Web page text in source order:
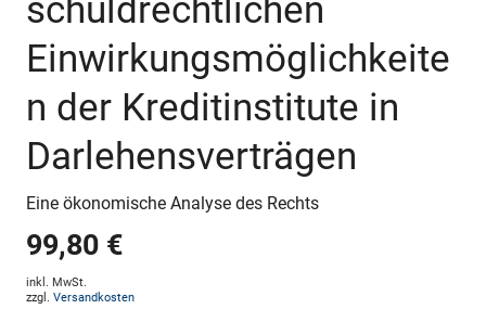
schuldrechtlichen
Einwirkungsmöglichkeite
n der Kreditinstitute in
Darlehensverträgen
Eine ökonomische Analyse des Rechts
99,80 €
inkl. MwSt.
zzgl. Versandkosten